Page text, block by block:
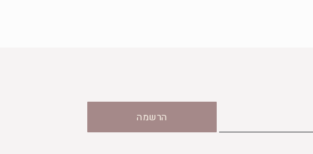
הרשמה